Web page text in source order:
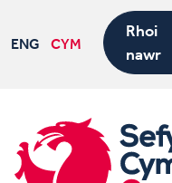
ENG CYM
Rhoi
nawr